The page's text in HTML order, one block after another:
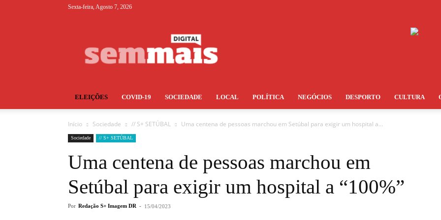
Sexta-feira, Agosto 7, 2026
ELEIÇÕES COVID-19 SOCIEDADE LOCAL POLÍTICA NEGÓCIOS DESPORTO CULTURA
Início Sociedade // S+ SETÚBAL Uma centena de pessoas marchou em Setúbal para exigir um hospital a...
Sociedade // S+ SETÚBAL
Uma centena de pessoas marchou em
Setúbal para exigir um hospital a “100%”
Por Redação S+ Imagem DR - 15/04/2023